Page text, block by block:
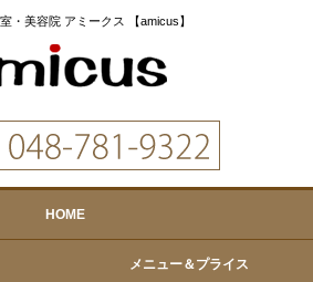
・美容院 アミークス 【amicus】
HOME
メニュー＆プライス